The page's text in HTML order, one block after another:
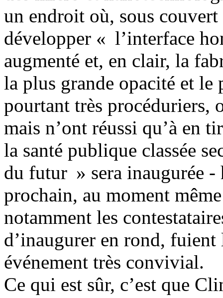
un endroit où, sous
développer « l’interface
augmenté et, en clair, la
la plus grande opacité et le
pourtant très procéduriers,
mais n’ont réussi qu’à en
la santé publique classée
du futur » sera inaugurée -
prochain, au moment
notamment les
d’inaugurer en rond, fuient
événement très convivial.
Ce qui est sûr, c’est que